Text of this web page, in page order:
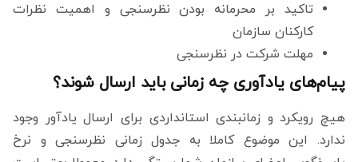
تاکید بر محرمانه بودن نظرسنجی و اهمیت نظرات
کارکنان سازمان
مهلت شرکت در نظرسنجی
پیام‌های یادآوری چه زمانی باید ارسال شوند؟
هیچ رویکرد و زمانبندی استانداردی برای ارسال یادآور وجود
ندارد. این موضوع کاملا به جدول زمانی نظرسنجی و نرخ